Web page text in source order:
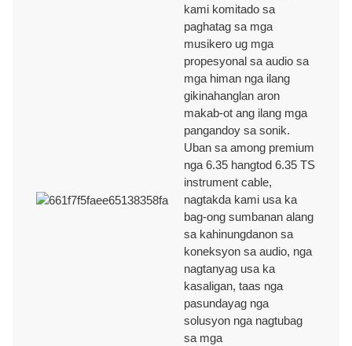
kami komitado sa
paghatag sa mga
musikero ug mga
propesyonal sa audio sa
mga himan nga ilang
gikinahanglan aron
makab-ot ang ilang mga
pangandoy sa sonik.
Uban sa among premium
nga 6.35 hangtod 6.35 TS
instrument cable,
nagtakda kami usa ka
bag-ong sumbanan alang
sa kahinungdanon sa
koneksyon sa audio, nga
nagtanyag usa ka
kasaligan, taas nga
pasundayag nga
solusyon nga nagtubag
sa mga